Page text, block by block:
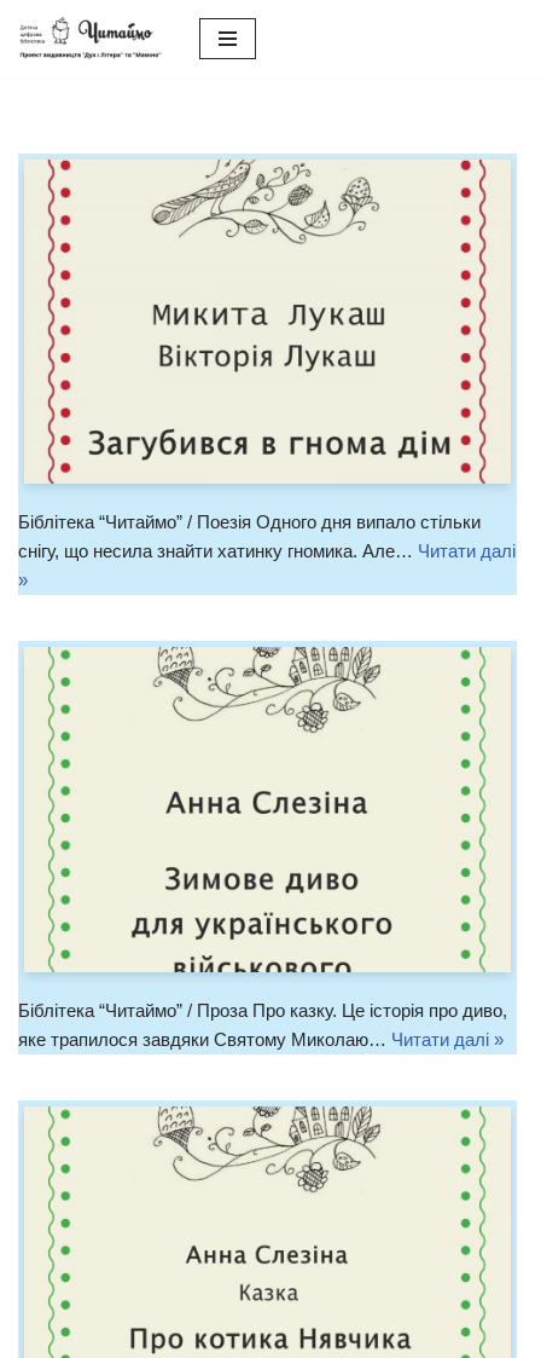
Перейти
Біблітека “Читаймо” / Поезія Одного дня випало стільки
снігу, що несила знайти хатинку гномика. Але… Читати далі
»
Біблітека “Читаймо” / Проза Про казку. Це історія про диво,
яке трапилося завдяки Святому Миколаю… Читати далі »